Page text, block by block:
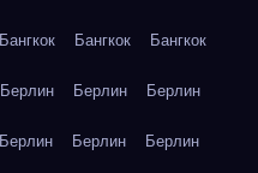
Бангкок Бангкок Бангкок
Берлин Берлин Берлин
Берлин Берлин Берлин